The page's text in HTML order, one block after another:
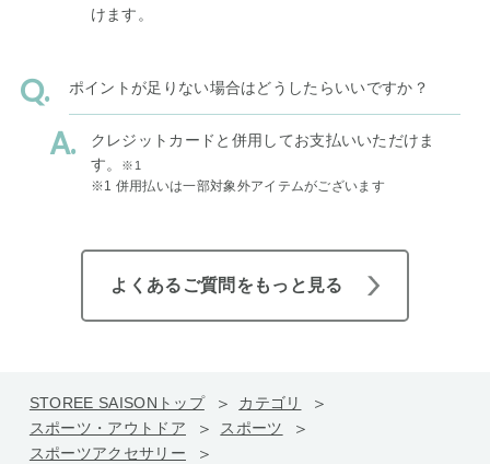
けます。
ポイントが足りない場合はどうしたらいいですか？
クレジットカードと併用してお支払いいただけま
す。
※1
※1 併用払いは一部対象外アイテムがございます
よくあるご質問をもっと見る
STOREE SAISONトップ
カテゴリ
スポーツ・アウトドア
スポーツ
スポーツアクセサリー